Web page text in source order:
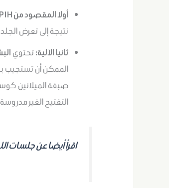
أولا المقصود من PIH:
نتيجة إلى تعرض
ثانيا الآلية:تحتوي
الممكن أن تستجيب
صبغة الميلانين
التفتيح الغير
اقرأ أيضا عن جلسات